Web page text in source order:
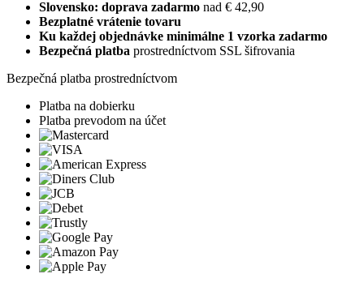
Slovensko: doprava zadarmo nad € 42,90
Bezplatné vrátenie tovaru
Ku každej objednávke minimálne 1 vzorka zadarmo
Bezpečná platba prostredníctvom SSL šifrovania
Bezpečná platba prostredníctvom
Platba na dobierku
Platba prevodom na účet